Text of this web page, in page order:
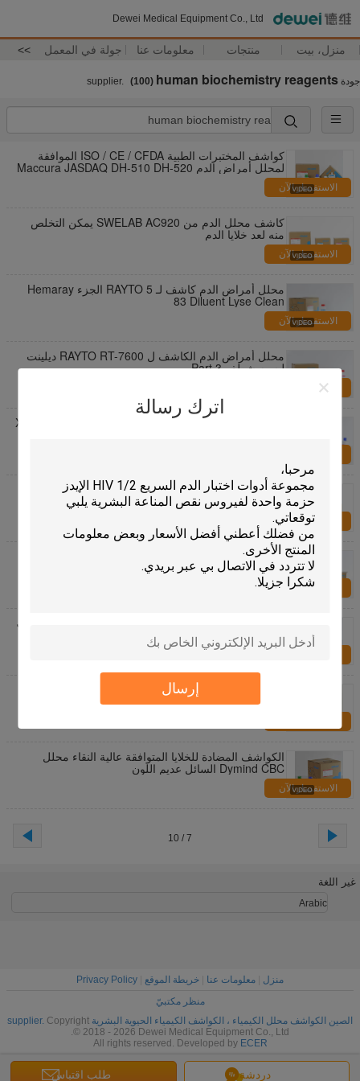
Dewei Medical Equipment Co., Ltd
منزل، بيت منتجات معلومات عنا جولة في المعمل >>
اترك رسالة
إرسال
جودة human biochemistry reagents
(100)
كواشف المختبرات الطبية ISO / CE / CFDA الموافقة
لمحلل أمراض الدم Maccura JASDAQ DH-510 DH-520
DH-560الاستفسار الآن
كاشف محلل الدم من SWELAB AC920 يمكن التخلص
منه لعد خلايا الدم
الاستفسار الآن
محلل أمراض الدم كاشف لـ RAYTO 5 الجزء Hemaray
83 Diluent Lyse Clean
الاستفسار الآن
محلل أمراض الدم الكاشف ل RAYTO RT-7600 ديلينت
ليسيه شطف 3 Part
الاستفسار الآن
كاشف محلل الدم المخفف ليس لبيرلونج XF A6100 6000
الكواشف المعملية على عداد الخلايا Maccura JASDAQ
DH-510 DH-520 DH-560 24 شهرًا من الصلاحية
الاستفسار الآن
24 شهرا الضمان
الاستفسار الآن
كواشف مضادة للخلايا لماكورا JASDAQ DH-510 DH-520
محلل أمراض الدم Diluent Lyse Rinse Dye
الكواشف المضادة للخلايا المتوافقة عالية النقاء محلل
Dymind CBC السائل عديم اللون
الاستفسار الآن
7 / 10
دردشة طلب اقتباس
غير اللغة
Arabic
منزل معلومات عنا خريطة الموقع
Privacy Policy
منظر مكتبيّ
الصين الكواشف محلل الكيمياء ، الكواشف الكيمياء الحيوية البشرية supplier. Copyright
© 2018 - 2026 Dewei Medical Equipment Co., Ltd.
All rights reserved. Developed by ECER